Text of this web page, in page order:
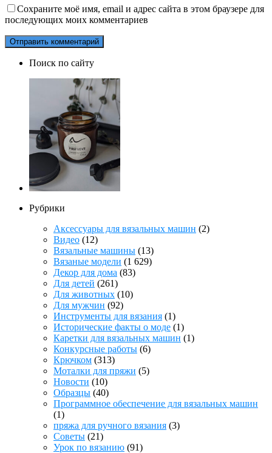
Сохраните моё имя, email и адрес сайта в этом браузере для
последующих моих комментариев
Поиск по сайту
Рубрики
Аксессуары для вязальных машин (2)
Видео (12)
Вязальные машины (13)
Вязаные модели (1 629)
Декор для дома (83)
Для детей (261)
Для животных (10)
Для мужчин (92)
Инструменты для вязания (1)
Исторические факты о моде (1)
Каретки для вязальных машин (1)
Конкурсные работы (6)
Крючком (313)
Моталки для пряжи (5)
Новости (10)
Образцы (40)
Программное обеспечение для вязальных машин
(1)
пряжа для ручного вязания (3)
Советы (21)
Урок по вязанию (91)